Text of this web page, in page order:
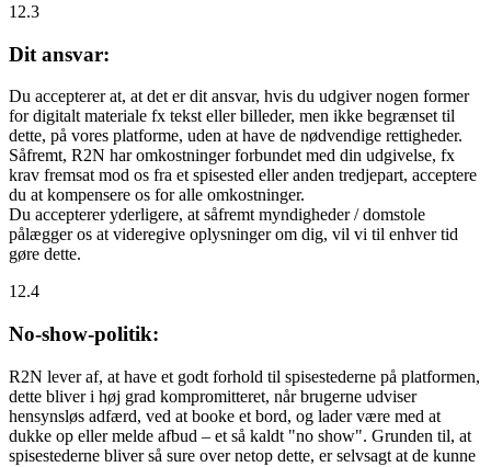
12.3
Dit ansvar:
Du accepterer at, at det er dit ansvar, hvis du udgiver nogen former
for digitalt materiale fx tekst eller billeder, men ikke begrænset til
dette, på vores platforme, uden at have de nødvendige rettigheder.
Såfremt, R2N har omkostninger forbundet med din udgivelse, fx
krav fremsat mod os fra et spisested eller anden tredjepart, acceptere
du at kompensere os for alle omkostninger.
Du accepterer yderligere, at såfremt myndigheder / domstole
pålægger os at videregive oplysninger om dig, vil vi til enhver tid
gøre dette.
12.4
No-show-politik:
R2N lever af, at have et godt forhold til spisestederne på platformen,
dette bliver i høj grad kompromitteret, når brugerne udviser
hensynsløs adfærd, ved at booke et bord, og lader være med at
dukke op eller melde afbud – et så kaldt "no show". Grunden til, at
spisestederne bliver så sure over netop dette, er selvsagt at de kunne